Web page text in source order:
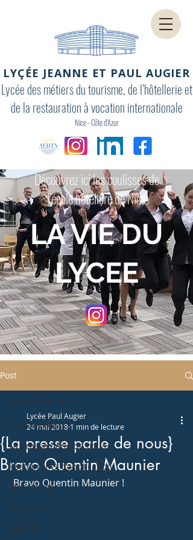
LYÇÉE JEANNE ET PAUL AUGIER
Lycée des métiers du tourisme, de l’hôtellerie et
de la restauration à vocation internationale
Nice - Côte d'Azur
Découvrez ici les coulisses de
l'école hôtelière de Nice
LA VIE DU
LYCEE
Post
Tous les posts
La presse parle de nous
Restaurants d'application
En coulisses
Concours
Bac Pro
Tous les posts
{La presse parle de nous}
Bravo Quentin Maunier
Lycée Paul Augier
24 mai 2018 1 min de lecture
Bravo Quentin Maunier !